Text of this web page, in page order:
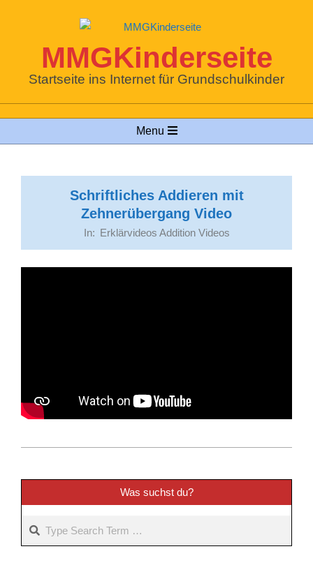
MMGKinderseite
Startseite ins Internet für Grundschulkinder
Navigation
Menu
Schriftliches Addieren mit
Zehnerübergang Video
In: Erklärvideos Addition Videos
Was suchst du?
Search